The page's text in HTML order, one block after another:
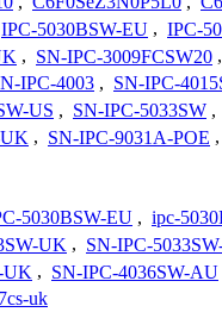
IPC-5030BSW-EU , IPC-
, SN-IPC-3009FCSW20 ,
IPC-4003 , SN-IPC-
US , SN-IPC-5033SW ,
, SN-IPC-9031A-POE ,
5030BSW-EU , ipc-
UK , SN-IPC-
UK , SN-IPC-4036SW-AU
uk